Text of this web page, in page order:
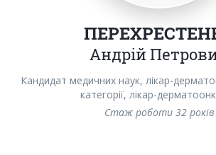
Андрій
Кандидат медичних наук, лікар-
категорії, лікар-
Стаж роботи 32 років